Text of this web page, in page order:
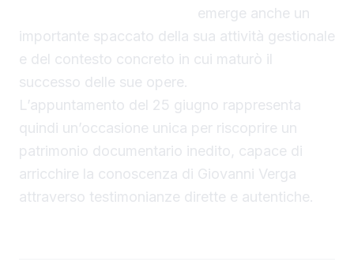
emerge anche un
importante spaccato della sua attività gestionale
e del contesto concreto in cui maturò il
successo delle sue opere.
L’appuntamento del 25 giugno rappresenta
quindi un’occasione unica per riscoprire un
patrimonio documentario inedito, capace di
arricchire la conoscenza di Giovanni Verga
attraverso testimonianze dirette e autentiche.